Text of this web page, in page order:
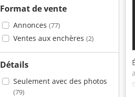
Format de vente
Annonces (77)
Ventes aux enchères (2)
Détails
Seulement avec des photos
(79)